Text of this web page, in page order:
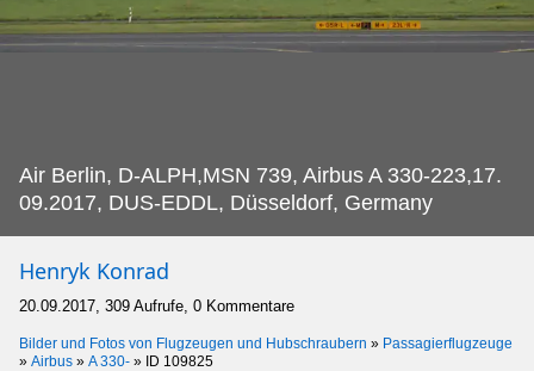
Air Berlin, D-ALPH,MSN 739, Airbus A 330-223,17.
09.2017, DUS-EDDL, Düsseldorf, Germany
Henryk Konrad
20.09.2017, 309 Aufrufe, 0 Kommentare
Bilder und Fotos von Flugzeugen und Hubschraubern » Passagierflugzeuge
» Airbus » A 330- » ID 109825